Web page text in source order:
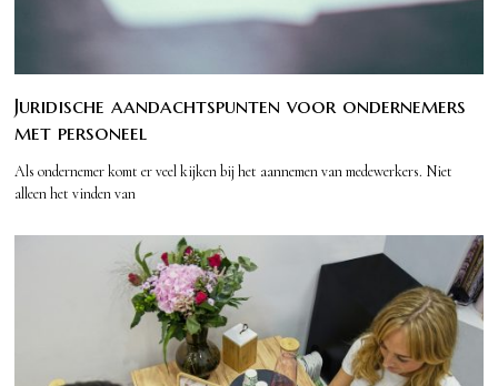
Juridische aandachtspunten voor ondernemers
met personeel
Als ondernemer komt er veel kijken bij het aannemen van medewerkers. Niet
alleen het vinden van